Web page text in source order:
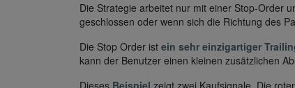
Die Strategie arbeitet nur mit einer Stop-Order
geschlossen oder wenn sich die Richtung des
Die Stop Order ist ein sehr einzigartiger
kann der Benutzer einen kleinen zusätzlichen